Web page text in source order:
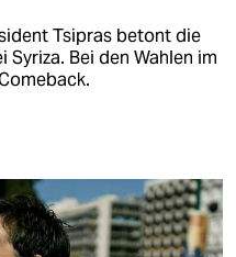
Tsipras betont die
Bei den Wahlen im